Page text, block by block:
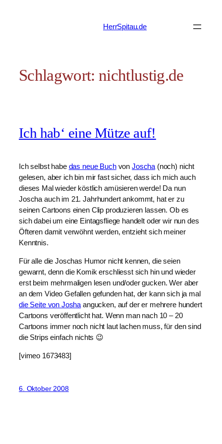
HerrSpitau.de
Schlagwort:nichtlustig.de
Ich hab‘ eine Mütze auf!
Ich selbst habe das neue Buchvon Joscha(noch) nicht
gelesen, aber ich bin mir fast sicher, dass ich mich auch
dieses Mal wieder köstlich amüsieren werde! Da nun
Joscha auch im 21. Jahrhundert ankommt, hat er zu
seinen Cartoons einen Clip produzieren lassen. Ob es
sich dabei um eine Eintagsfliege handelt oder wir nun des
Öfteren damit verwöhnt werden, entzieht sich meiner
Kenntnis.
Für alle die Joschas Humor nicht kennen, die seien
gewarnt, denn die Komik erschliesst sich hin und wieder
erst beim mehrmaligen lesen und/oder gucken. Wer aber
an dem Video Gefallen gefunden hat, der kann sich ja mal
die Seite von Joshaangucken, auf der er mehrere hundert
Cartoons veröffentlicht hat. Wenn man nach 10 – 20
Cartoons immer noch nicht laut lachen muss, für den sind
die Strips einfach nichts 😉
[vimeo 1673483]
6. Oktober 2008